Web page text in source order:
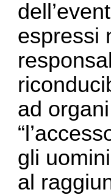
espressi
ad
gli
al